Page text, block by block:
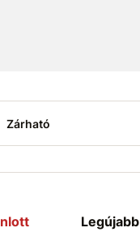
Zárható
Legújabb